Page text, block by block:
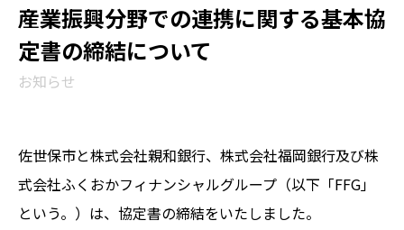
産業振興分野での連携に関する基本協
定書の締結について
お知らせ
佐世保市と株式会社親和銀行、株式会社福岡銀行及び株
式会社ふくおかフィナンシャルグループ（以下「FFG」
という。）は、協定書の締結をいたしました。